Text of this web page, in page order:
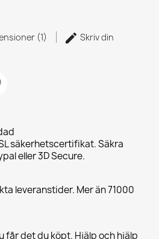
(1)
Skriv din
säkerhetscertifikat. Säkra
eller 3D Secure.
leveranstider. Mer än 71000
får det du köpt. Hjälp och hjälp